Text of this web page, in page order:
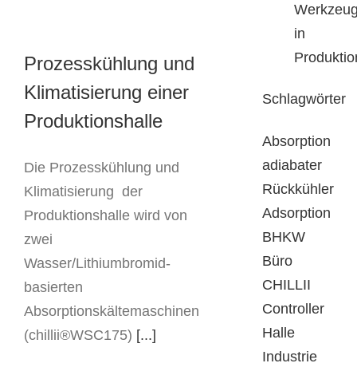
Prozesskühlung und
Klimatisierung einer
Produktionshalle
Die Prozesskühlung und
Klimatisierung der
Produktionshalle wird von
zwei
Wasser/Lithiumbromid-
basierten
Absorptionskältemaschinen
(chillii®WSC175) [...]
in
Schlagwörter
Absorption
adiabater
Rückkühler
Adsorption
BHKW
Büro
CHILLII
Controller
Halle
Industrie